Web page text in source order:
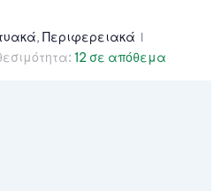
, Περιφερειακά
12 σε απόθεμα